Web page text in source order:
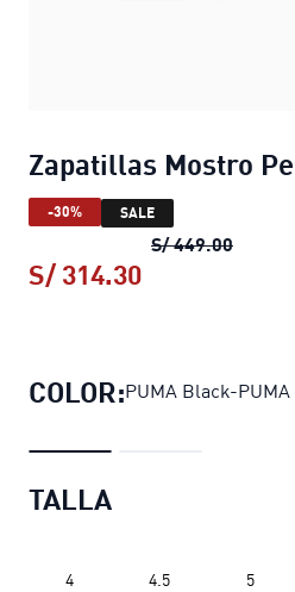
Zapatillas Mostro
-30% SALE
S/ 449.00
S/ 314.30
COLOR:PUMA Black-PUMA
TALLA
4 4.5 5